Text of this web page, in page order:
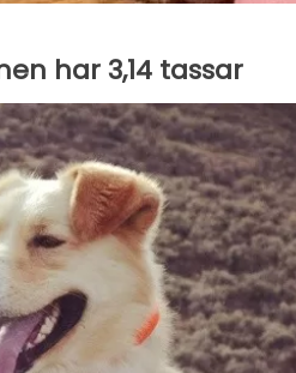
har 3,14 tassar